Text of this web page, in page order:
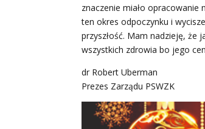
znaczenie miało opracowanie
ten okres odpoczynku i
przyszłość. Mam nadzieję, że
wszystkich zdrowia bo jego
dr Robert Uberman
Prezes Zarządu PSWZK